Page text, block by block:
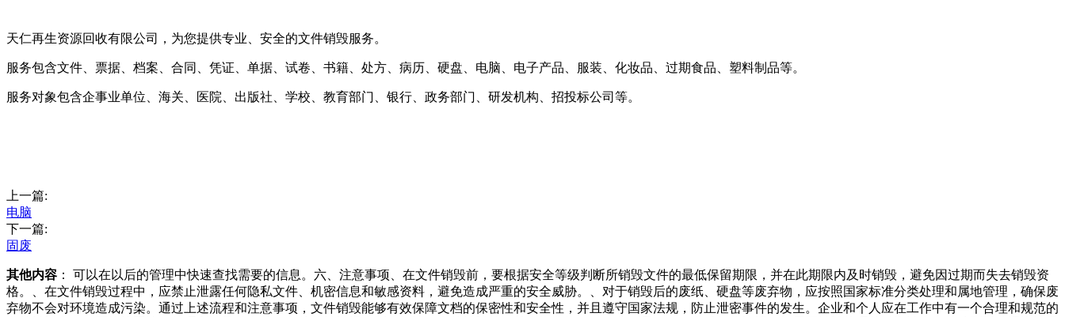
天仁再生资源回收有限公司，为您提供专业、安全的文件销毁服务。
服务包含文件、票据、档案、合同、凭证、单据、试卷、书籍、处方、病历、硬盘、电脑、电子产品、服装、化妆品、过期食品、塑料制品等。
服务对象包含企事业单位、海关、医院、出版社、学校、教育部门、银行、政务部门、研发机构、招投标公司等。
上一篇:
电脑
下一篇:
固废
其他内容 ： 可以在以后的管理中快速查找需要的信息。六、注意事项、在文件销毁前，要根据安全等级判断所销毁文件的最低保留期限，并在此期限内及时销毁，避免因过期而失去销毁资
格。、在文件销毁过程中，应禁止泄露任何隐私文件、机密信息和敏感资料，避免造成严重的安全威胁。、对于销毁后的废纸、硬盘等废弃物，应按照国家标准分类处理和属地管理，确保废
弃物不会对环境造成污染。通过上述流程和注意事项，文件销毁能够有效保障文档的保密性和安全性，并且遵守国家法规，防止泄密事件的发生。企业和个人应在工作中有一个合理和规范的